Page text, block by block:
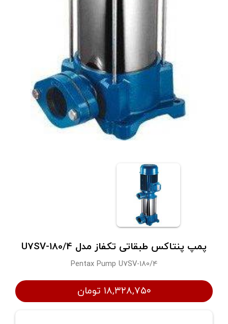
پمپ پنتاکس طبقاتی تکفاز مدل U7SV-180/4
Pentax Pump U7SV-180/4
۱۸,۳۲۸,۷۵۰ تومان